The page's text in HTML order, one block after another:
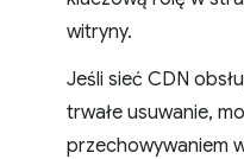
witryny.
Jeśli sieć CDN
trwałe usuwanie,
przechowywaniem